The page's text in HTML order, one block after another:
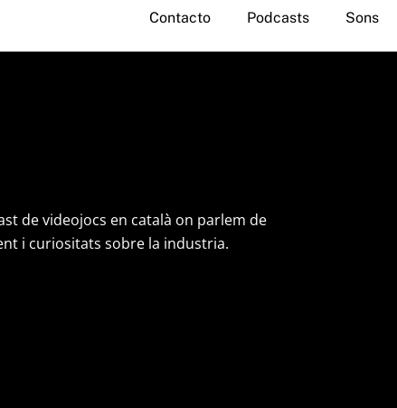
Contacto Podcasts Sons
de videojocs en català on parlem de
i curiositats sobre la industria.